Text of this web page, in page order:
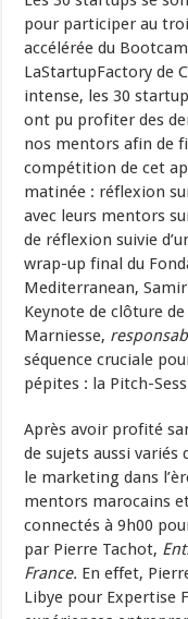
pour participer au
accélérée du
LaStartupFactory de
intense, les 30
ont pu profiter des
nos mentors afin de
compétition de cet
matinée : réflexion
avec leurs mentors
de réflexion suivie
wrap-up final du
Mediterranean,
Keynote de clôture
Marniesse,
séquence cruciale
pépites : la Pitch-
Après avoir profité
de sujets aussi
le marketing dans
mentors marocains
connectés à 9h00
par Pierre Tachot,
France. En effet,
Libye pour Expertise